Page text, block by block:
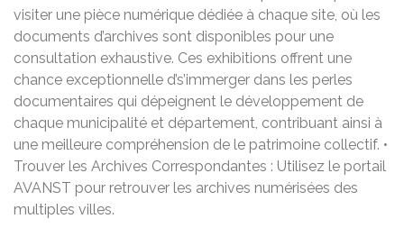
visiter une pièce numérique dédiée à chaque site, où les
documents d’archives sont disponibles pour une
consultation exhaustive. Ces exhibitions offrent une
chance exceptionnelle d’s’immerger dans les perles
documentaires qui dépeignent le développement de
chaque municipalité et département, contribuant ainsi à
une meilleure compréhension de le patrimoine collectif. •
Trouver les Archives Correspondantes : Utilisez le portail
AVANST pour retrouver les archives numérisées des
multiples villes.